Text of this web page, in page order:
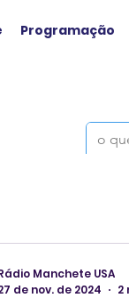
Programação
Manchete USA
de nov. de 2024
2